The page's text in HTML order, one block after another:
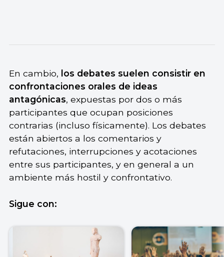
En cambio, los debates suelen consistir en
confrontaciones orales de ideas
antagónicas, expuestas por dos o más
participantes que ocupan posiciones
contrarias (incluso físicamente). Los debates
están abiertos a los comentarios y
refutaciones, interrupciones y acotaciones
entre sus participantes, y en general a un
ambiente más hostil y confrontativo.
Sigue con: